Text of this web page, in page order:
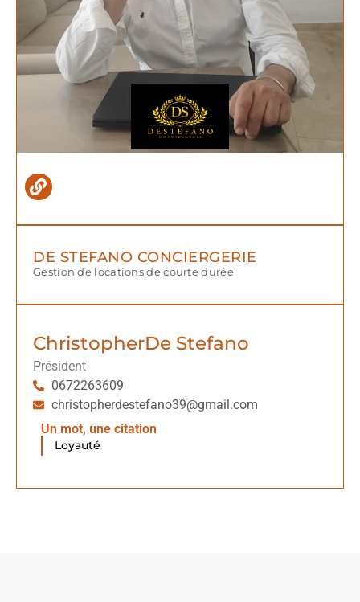
DE STEFANO CONCIERGERIE
Gestion de locations de courte durée
ChristopherDe Stefano
Président
0672263609
christopherdestefano39@gmail.com
Un mot, une citation
Loyauté